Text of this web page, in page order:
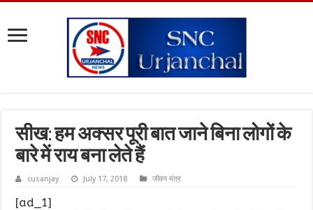
सीख: हम अक्सर पूरी बात जाने बिना लोगों के
बारे में राय बना लेते हैं
cusanjay July 17, 2018 जीवन मंत्र
[ad_1]